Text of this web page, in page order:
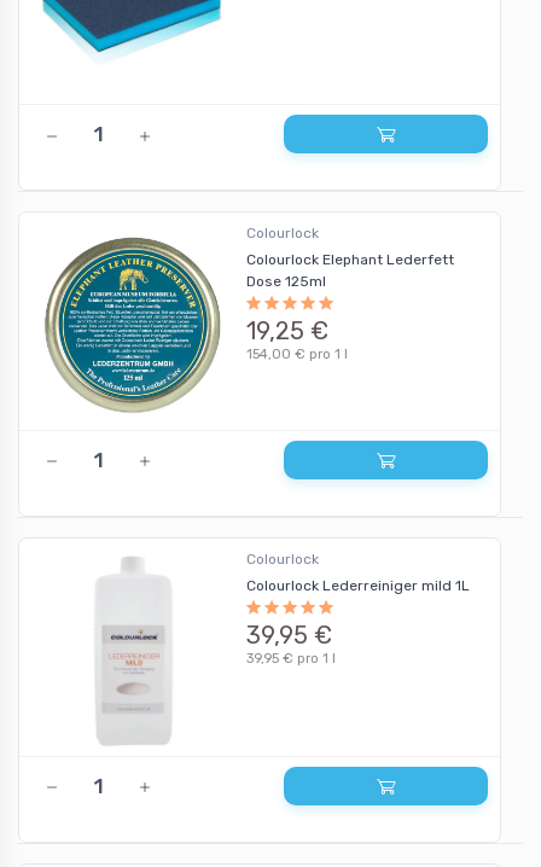
Colourlock
Colourlock Elephant Lederfett
Dose 125ml
19,25 €
154,00 € pro 1 l
Colourlock
Colourlock Lederreiniger mild 1L
39,95 €
39,95 € pro 1 l